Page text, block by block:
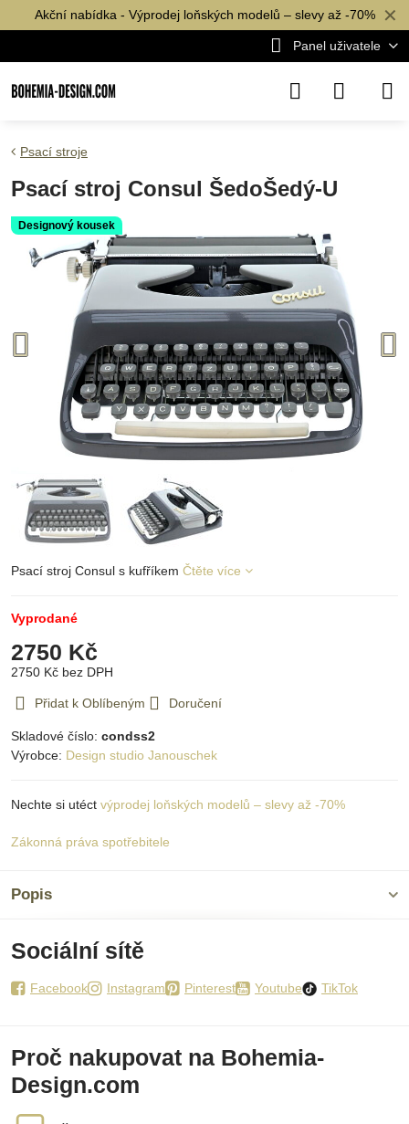
✕
Akční nabídka - Výprodej loňských modelů – slevy až -70%
Panel uživatele
Designový kousek
Psací stroje
Psací stroj Consul ŠedoŠedý-U
Psací stroj Consul s kufříkem Čtěte více
Vyprodané
2750 Kč
2750 Kč bez DPH
Přidat k Oblíbeným Doručení
Skladové číslo: condss2
Výrobce: Design studio Janouschek
Nechte si utéct výprodej loňských modelů – slevy až -70%
Zákonná práva spotřebitele
Popis
Sociální sítě
Facebook Instagram Pinterest Youtube TikTok
Proč nakupovat na Bohemia-
Design.com